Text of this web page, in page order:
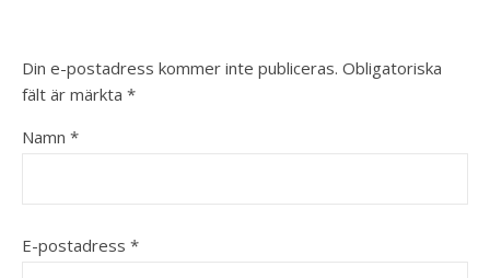
Din e-postadress kommer inte publiceras. Obligatoriska
fält är märkta *
Namn *
E-postadress *